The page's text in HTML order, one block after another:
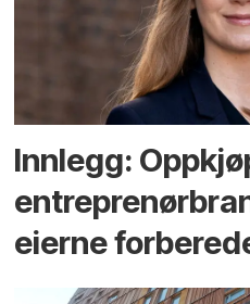
Innlegg:
eierne